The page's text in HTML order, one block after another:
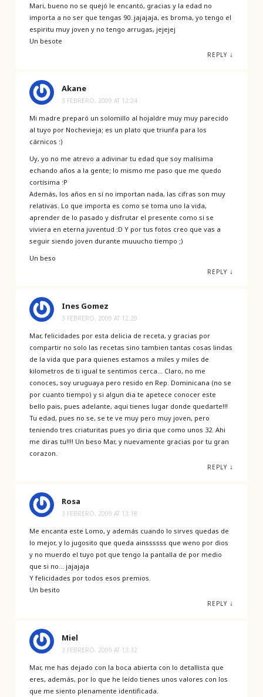
Mari, bueno no se quejó le encantó, gracias y la edad no
importa a no ser que tengas 90..jajajaja, es broma, yo tengo el
espiritu muy joven y no tengo arrugas, jejejej
Un besote
REPLY ↓
Akane
3 FEBRERO, 2009 AT 12:24
Mi madre preparó un solomillo al hojaldre muy muy parecido
al tuyo por Nochevieja; es un plato que triunfa para los
cárnicos :)
Uy, yo no me atrevo a adivinar tu edad que soy malísima
echando años a la gente; lo mismo me paso que me quedo
cortísima :P
Además, los años en sí no importan nada, las cifras son muy
relativas. Lo que importa es como se toma uno la vida,
aprender de lo pasado y disfrutar el presente como si se
viviera en eterna juventud :D Y por tus fotos creo que vas a
seguir siendo joven durante muuucho tiempo ;)
Un beso
REPLY ↓
Ines Gomez
3 FEBRERO, 2009 AT 12:29
Mar, felicidades por esta delicia de receta, y gracias por
compartir no solo las recetas sino tambien tantas cosas lindas
de la vida que para quienes estamos a miles y miles de
kilometros de ti igual te sentimos cerca… Claro, no me
conoces, soy uruguaya pero resido en Rep. Dominicana (no se
por cuanto tiempo) y si algun dia te apetece conocer este
bello pais, pues adelante, aqui tienes lugar donde quedarte!!!
Tu edad, pues no se, se te ve muy pero muy joven, pero
teniendo tres criaturitas pues yo diria que como unos 32. Ahi
me diras tu!!!! Un beso Mar, y nuevamente gracias por tu gran
corazon.
REPLY ↓
Rosa
3 FEBRERO, 2009 AT 13:18
Me encanta este Lomo, y además cuando lo sirves quedas de
lo mejor, y lo jugosito que queda ainssssss que weno por dios
y no muerdo el tuyo pot que tengo la pantalla de por medio
que si no… jajajaja
Y felicidades por todos esos premios.
Un besito
REPLY ↓
Miel
3 FEBRERO, 2009 AT 13:32
Mar, me has dejado con la boca abierta con lo detallista que
eres, además, por lo que he leído tienes unos valores con los
que me siento plenamente identificada.